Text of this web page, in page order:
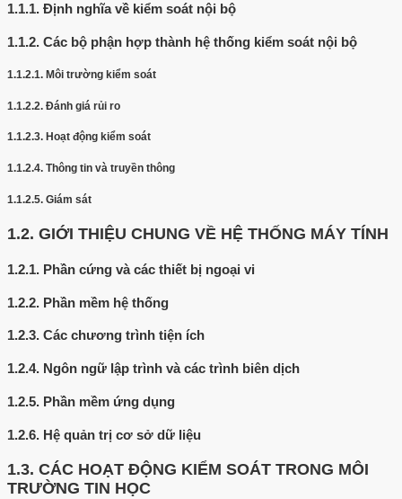
1.1.1. Định nghĩa về kiểm soát nội bộ
1.1.2. Các bộ phận hợp thành hệ thống kiểm soát nội bộ
1.1.2.1. Môi trường kiểm soát
1.1.2.2. Đánh giá rủi ro
1.1.2.3. Hoạt động kiểm soát
1.1.2.4. Thông tin và truyền thông
1.1.2.5. Giám sát
1.2. GIỚI THIỆU CHUNG VỀ HỆ THỐNG MÁY TÍNH
1.2.1. Phần cứng và các thiết bị ngoại vi
1.2.2. Phần mềm hệ thống
1.2.3. Các chương trình tiện ích
1.2.4. Ngôn ngữ lập trình và các trình biên dịch
1.2.5. Phần mềm ứng dụng
1.2.6. Hệ quản trị cơ sở dữ liệu
1.3. CÁC HOẠT ĐỘNG KIỂM SOÁT TRONG MÔI
TRƯỜNG TIN HỌC